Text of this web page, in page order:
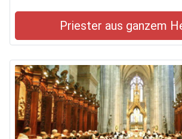
Priester aus ganzem